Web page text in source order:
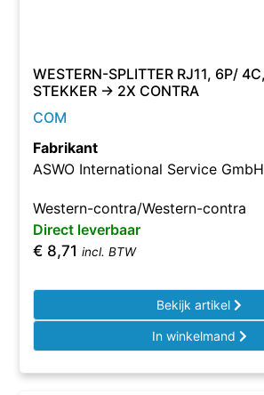
WESTERN-SPLITTER RJ11, 6P/
STEKKER -> 2X CONTRA
COM
Fabrikant
ASWO International Service GmbH
Western-contra/Western-contra
Direct leverbaar
€ 8,71 incl. BTW
Bekijk artikel
In winkelmand